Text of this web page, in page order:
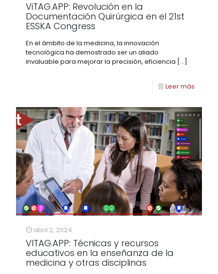
ViTAG.APP: Revolución en la
Documentación Quirúrgica en el 21st
ESSKA Congress
En el ámbito de la medicina, la innovación
tecnológica ha demostrado ser un aliado
invaluable para mejorar la precisión, eficiencia […]
Leer más
abril 2, 2024
VITAG.APP: Técnicas y recursos
educativos en la enseñanza de la
medicina y otras disciplinas